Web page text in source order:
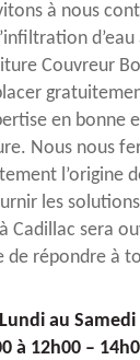
à nous
Couvreur
en bonne
Nous nous
l’origine
les
Cadillac sera
de répondre à
au Samedi
à 12h00 –